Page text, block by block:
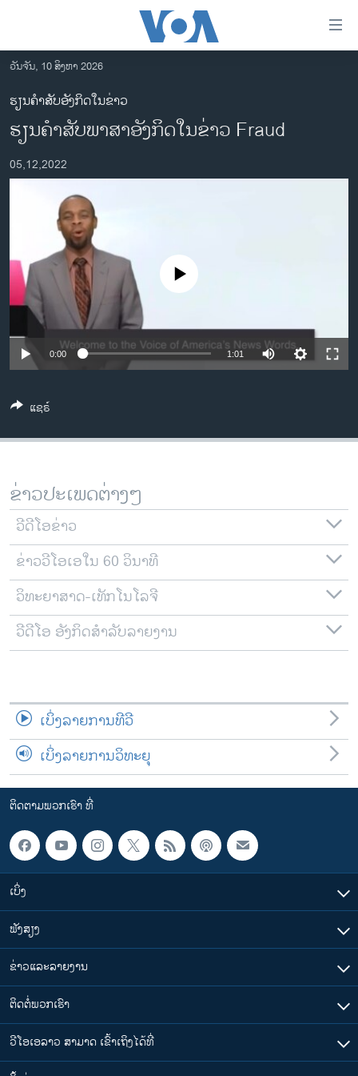
ເຂົ້າ
ຫາ
ຂ້າມ
ຂ້າມ
ຂ້າມ
ໄປ
ລາວ
ອາເມຣິກາ
ການເລືອກຕັ້ງ ປະທານາທີບໍດີ ສະຫະລັດ 2024
ເອເຊຍ
ອິດສະຫຼະພາບດ້ານການຂ່າວ
ຊີວິດຊາວລາວ
ຊຸມຊົນຊາວລາວ
ວິທະຍາສາດ-ເທັກໂນໂລຈີ
ທຸລະກິດ
ສຽງ
ລາຍການກະຈາຍສຽງ
ລາຍງານ
ຕິດຕາມພວກເຮົາ ທີ່
ພາສາຕ່າງໆ
ວັນຈັນ, 10 ສິງຫາ 2026
ຮຽນຄຳສັບອັງກິດໃນຂ່າວ
ຮຽນ​ຄຳ​ສັບ​ພາ​ສາ​ອັງ​ກິດ​ໃນ​ຂ່າວ Fraud
05,12,2022
No media source currently available
0:00 1:01
ແຊຣ໌
ຂ່າວປະເພດຕ່າງໆ
ວີດີໂອຂ່າວ
ຂ່າວວີໂອເອໃນ 60 ວິນາທີ
ວິທະຍາສາດ-ເທັກໂນໂລຈີ
ວີດີໂອ ອັງກິດສຳລັບລາຍງານ
ເບິ່ງລາຍການທີວີ
ເບິ່ງລາຍການວິທະຍຸ
ຕິດຕາມພວກເຮົາ ທີ່
ເບິ່ງ
ຟັງສຽງ
ຂ່າວແລະລາຍງານ
ຕິດຕໍ່ພວກເຮົາ
ວີໂອເອລາວ ສາມາດ ເຂົ້າເຖິງໄດ້ທີ່